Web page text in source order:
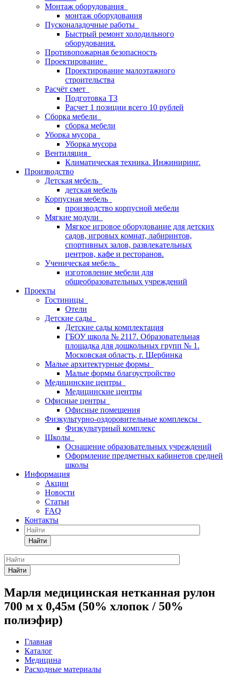
Монтаж оборудования
монтаж оборудования
Пусконаладочные работы
Быстрый ремонт холодильного
оборудования.
Противопожарная безопасность
Проектирование
Проектирование малоэтажного
строительства
Расчёт смет
Подготовка ТЗ
Расчет 1 позиции всего 10 рублей
Сборка мебели
сборка мебели
Уборка мусора
Уборка мусора
Вентиляция
Климатическая техника. Инжиниринг.
Производство
Детская мебель
детская мебель
Корпусная мебель
производство корпусной мебели
Мягкие модули
Мягкое игровое оборудование для детских
садов, игровых комнат, лабиринтов,
спортивных залов, развлекательных
центров, кафе и ресторанов.
Ученическая мебель
изготовление мебели для
общеобразовательных учреждений
Проекты
Гостиницы
Отели
Детские сады
Детские сады комплектация
ГБОУ школа № 2117. Образовательная
площадка для дошкольных групп № 1.
Московская область, г. Щербинка
Малые архитектурные формы
Малые формы благоустройство
Медицинские центры
Медицинские центры
Офисные центры
Офисные помещения
Физкультурно-оздоровительные комплексы
Физкультурный комплекс
Школы
Оснащение образовательных учреждений
Оформление предметных кабинетов средней
школы
Информация
Акции
Новости
Статьи
FAQ
Контакты
Найти
Найти
Марля медицинская нетканная рулон
700 м х 0,45м (50% хлопок / 50%
полиэфир)
Главная
Каталог
Медицина
Расходные материалы